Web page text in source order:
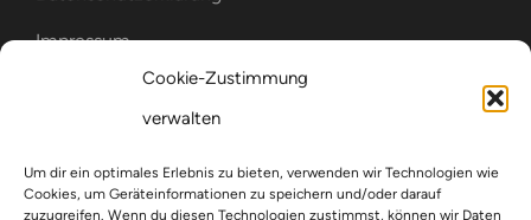
Cookie-Zustimmung
verwalten
Um dir ein optimales Erlebnis zu bieten, verwenden wir Technologien wie
Cookies, um Geräteinformationen zu speichern und/oder darauf
zuzugreifen. Wenn du diesen Technologien zustimmst, können wir Daten
Impressum
Cookie-Richtlinie (EU)